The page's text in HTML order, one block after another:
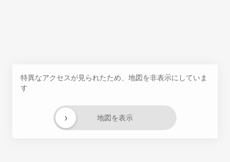
特異なアクセスが見られたため、地図を非表示にしていま
す
地図を表示
›